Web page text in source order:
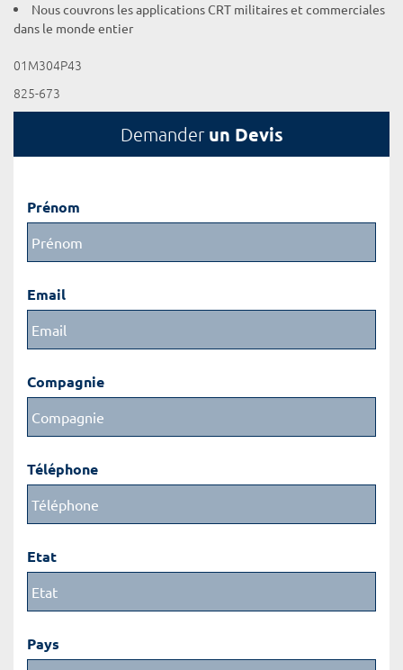
Nous couvrons les applications CRT militaires et commerciales
dans le monde entier
01M304P43
825-673
Demander un Devis
Prénom
Email
Compagnie
Téléphone
Etat
Pays